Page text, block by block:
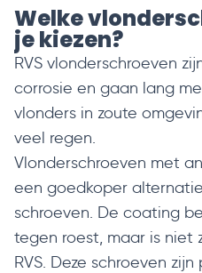
Welke
je kiezen?
RVS vlonderschroeven
corrosie en gaan lang
vlonders in zoute
veel regen.
Vlonderschroeven met
een goedkoper
schroeven. De coating
tegen roest, maar is niet
RVS. Deze schroeven